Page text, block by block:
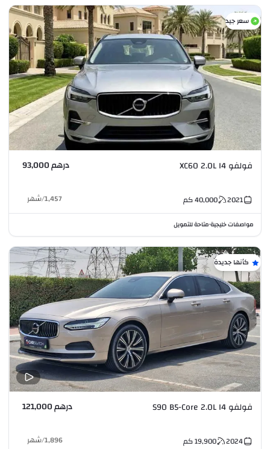
سعر جيد
فولفو XC60 2.0L I4 درهم 93,000
2021
40,000كم 1,457
/شهر
مواصفات خليجية•متاحة للتمويل
كأنها جديدة
فولفو S90 B5-Core 2.0L I4 درهم 121,000
2024
19,900كم 1,896
/شهر